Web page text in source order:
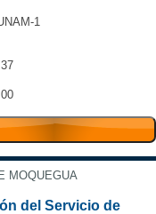
1
MOQUEGUA
del Servicio de